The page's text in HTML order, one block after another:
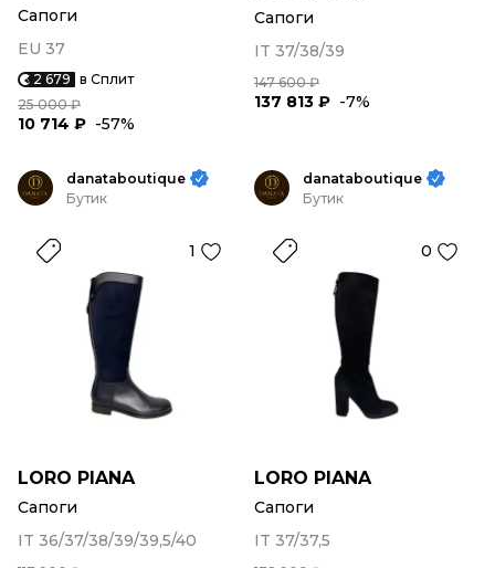
Сапоги
EU 37
2 679 в Сплит
25 000 ₽
10 714 ₽ -57%
Сапоги
IT 37/38/39
147 600 ₽
137 813 ₽ -7%
danataboutique
Бутик
1
LORO PIANA
Сапоги
IT 36/37/38/39/39,5/40
danataboutique
Бутик
0
LORO PIANA
Сапоги
IT 37/37,5